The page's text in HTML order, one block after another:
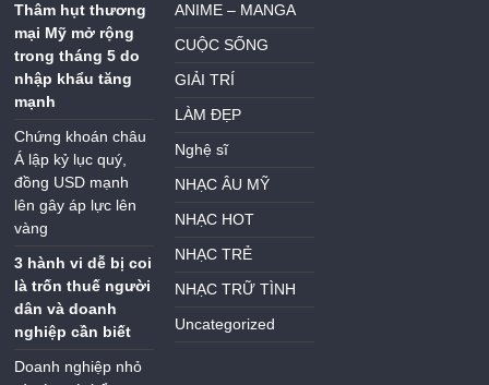
Thâm hụt thương
mại Mỹ mở rộng
trong tháng 5 do
nhập khẩu tăng
mạnh
Chứng khoán châu
Á lập kỷ lục quý,
đồng USD mạnh
lên gây áp lực lên
vàng
3 hành vi dễ bị coi
là trốn thuế người
dân và doanh
nghiệp cần biết
Doanh nghiệp nhỏ
ANIME – MANGA
CUỘC SỐNG
GIẢI TRÍ
LÀM ĐẸP
Nghệ sĩ
NHẠC ÂU MỸ
NHẠC HOT
NHẠC TRẺ
NHẠC TRỮ TÌNH
Uncategorized